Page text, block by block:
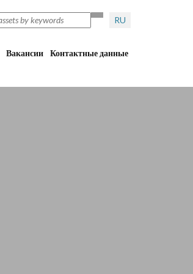
RU
Вакансии Контактные данные